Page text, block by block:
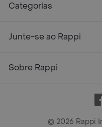
Categorias
Junte-se ao Rappi
Sobre Rappi
© 2026 Rappi